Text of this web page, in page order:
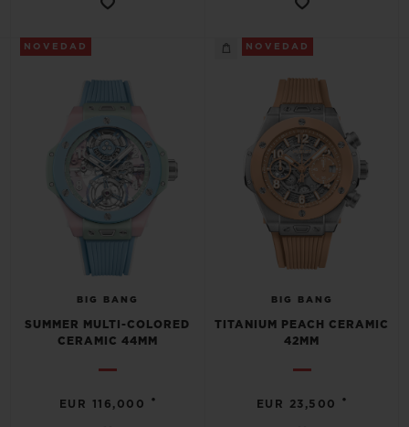
NOVEDAD
BIG BANG
SUMMER MULTI-COLORED
CERAMIC 44MM
EUR 116,000 •
NOVEDAD
BIG BANG
TITANIUM PEACH CERAMIC
42MM
EUR 23,500 •
CONTACTO